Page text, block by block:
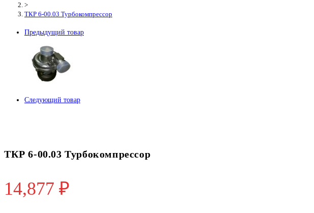
00.03
Турбокомпрессор
>
ТКР 6-00.03 Турбокомпрессор
Предыдущий товар
Следующий товар
ТКР 6-00.03 Турбокомпрессор
14,877 ₽